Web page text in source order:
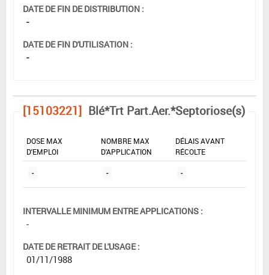
DATE DE FIN DE DISTRIBUTION :
-
DATE DE FIN D'UTILISATION :
-
[15103221] Blé*Trt Part.Aer.*Septoriose(s)
DOSE MAX
D'EMPLOI
NOMBRE MAX
D'APPLICATION
DÉLAIS AVANT
RÉCOLTE
- - -
INTERVALLE MINIMUM ENTRE APPLICATIONS :
-
DATE DE RETRAIT DE L'USAGE :
01/11/1988